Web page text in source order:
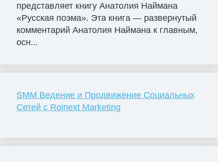
представляет книгу Анатолия Наймана
«Русская поэма». Эта книга — развернутый
комментарий Анатолия Наймана к главным,
осн...
SMM Ведение и Продвижение Социальных
Сетей с Roinext Marketing